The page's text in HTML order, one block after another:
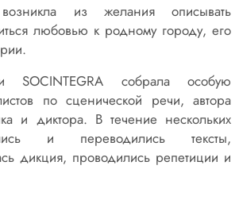
из желания описывать
любовью к родному городу, его
SOCINTEGRA собрала особую
по сценической речи, автора
и диктора. В течение нескольких
и переводились тексты,
дикция, проводились репетиции и